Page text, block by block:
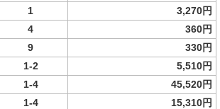
1
3,270円
4
360円
9
330円
1-2
5,510円
1-4 45,520円
1-4
15,310円